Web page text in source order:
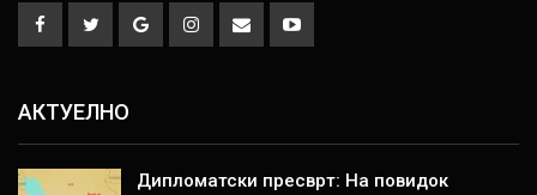
АКТУЕЛНО
Дипломатски пресврт: На повидок